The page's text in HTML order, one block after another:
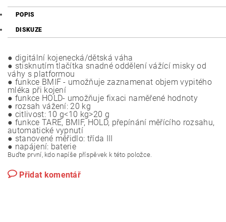
POPIS
DISKUZE
● digitální kojenecká/dětská váha
● stisknutím tlačítka snadné oddělení vážící misky od
váhy s platformou
● funkce BMIF - umožňuje zaznamenat objem vypitého
mléka při kojení
● funkce HOLD- umožňuje fixaci naměřené hodnoty
● rozsah vážení: 20 kg
● citlivost: 10 g<10 kg>20 g
● funkce TARE, BMIF, HOLD, přepínání měřícího rozsahu,
automatické vypnutí
● stanovené měřidlo: třída III
● napájení: baterie
Buďte první, kdo napíše příspěvek k této položce.
Přidat komentář